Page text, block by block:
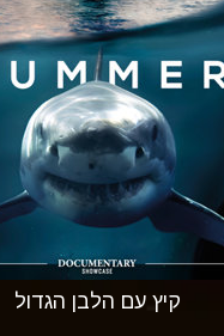
קיץ עם הלבן הגדול